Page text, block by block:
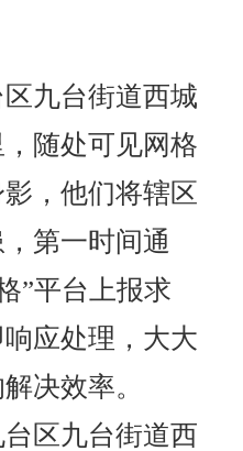
九台街道西城
随处可见网格
，他们将辖区
第一时间通
”平台上报求
应处理，大大
决效率。
区九台街道西